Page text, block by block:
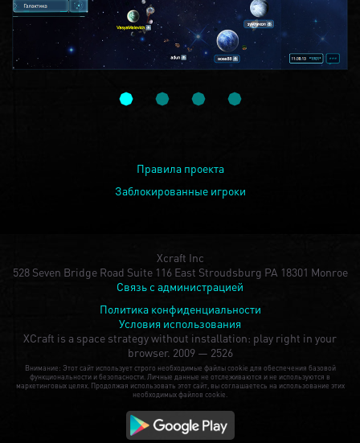
Правила проекта
Заблокированные игроки
Xcraft Inc
528 Seven Bridge Road Suite 116 East Stroudsburg PA 18301 Monroe
Связь с администрацией
Политика конфиденциальности
Условия использования
XCraft is a space strategy without installation: play right in your
browser. 2009 — 2526
Внимание: Этот сайт использует строго необходимые файлы cookie для обеспечения базовой
функциональности и безопасности. Личные данные не отслеживаются и не используются в
маркетинговых целях. Продолжая использовать этот сайт, вы соглашаетесь на использование этих
необходимых файлов cookie.